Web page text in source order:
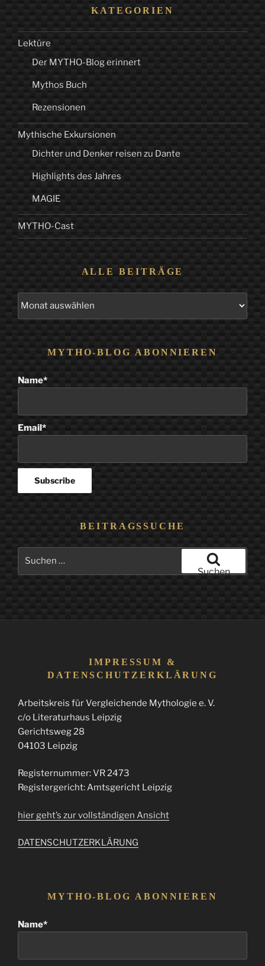
KATEGORIEN
Lektüre
Der MYTHO-Blog erinnert
Mythos Buch
Rezensionen
Mythische Exkursionen
Dichter und Denker reisen zu Dante
Highlights des Jahres
MAGIE
MYTHO-Cast
ALLE BEITRÄGE
MYTHO-BLOG ABONNIEREN
Name*
Email*
BEITRAGSSUCHE
Suchen
IMPRESSUM &
DATENSCHUTZERKLÄRUNG
Arbeitskreis für Vergleichende Mythologie e. V.
c/o Literaturhaus Leipzig
Gerichtsweg 28
04103 Leipzig
Registernummer: VR 2473
Registergericht: Amtsgericht Leipzig
hier geht’s zur vollständigen Ansicht
DATENSCHUTZERKLÄRUNG
MYTHO-BLOG ABONNIEREN
Name*